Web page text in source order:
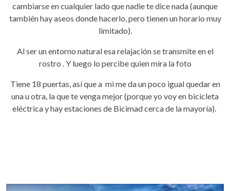
cambiarse en cualquier lado que nadie te dice nada (aunque
también hay aseos donde hacerlo, pero tienen un horario muy
limitado).
Al ser un entorno natural esa relajación se transmite en el
rostro . Y luego lo percibe quien mira la foto
Tiene 18 puertas, así que a mi me da un poco igual quedar en
una u otra, la que te venga mejor (porque yo voy en bicicleta
eléctrica y hay estaciones de Bicimad cerca de la mayoría).